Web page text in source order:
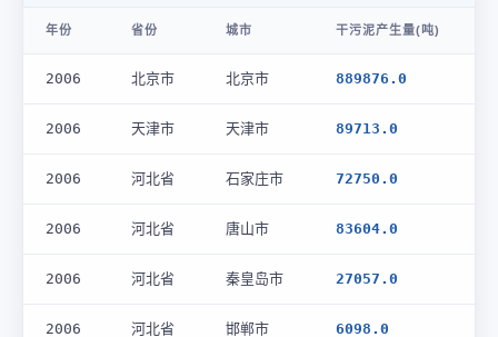
年份 省份 城市 干污泥产生量(吨)
2006 北京市 北京市 889876.0
2006 天津市 天津市 89713.0
2006 河北省 石家庄市 72750.0
2006 河北省 唐山市 83604.0
2006 河北省 秦皇岛市 27057.0
2006 河北省 邯郸市 6098.0